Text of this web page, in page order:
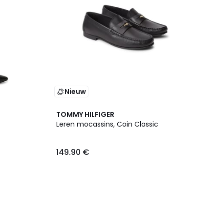
Nieuw
TOMMY HILFIGER
Leren mocassins, Coin Classic
149.90 €